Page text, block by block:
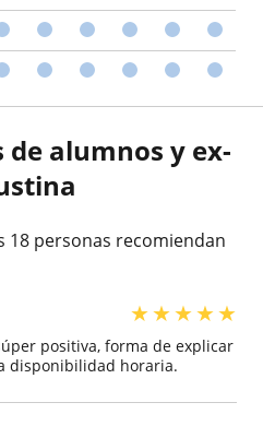
alumnos y ex-
18 personas recomiendan
★★★★★
positiva, forma de explicar
disponibilidad horaria.